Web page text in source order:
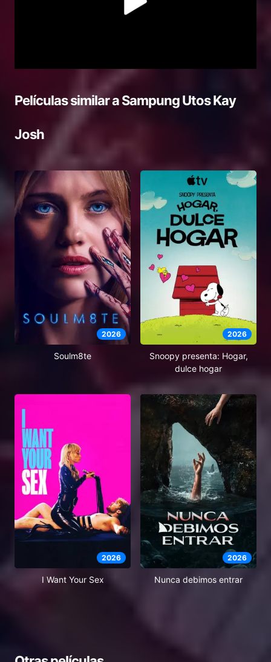
Películas similar aSampung Utos Kay
Josh
2026
Soulm8te
2026
Snoopy presenta: Hogar,
dulce hogar
2026
I Want Your Sex
2026
Nunca debimos entrar